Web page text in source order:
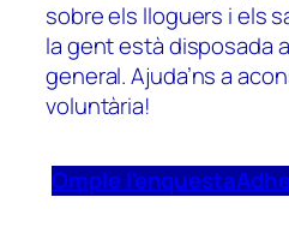
sobre els lloguers i els
la gent està disposada
general. Ajuda’ns a
voluntària!
Omple l’enquesta